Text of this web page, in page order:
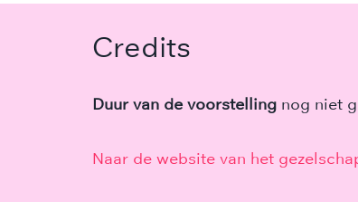
Credits
Duur van de voorstelling nog niet
Naar de website van het